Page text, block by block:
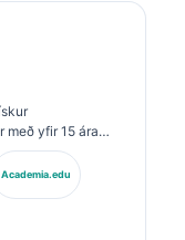
yfir 15 ára
og greiningu
hjá
með
um túlkun
Academia.edu